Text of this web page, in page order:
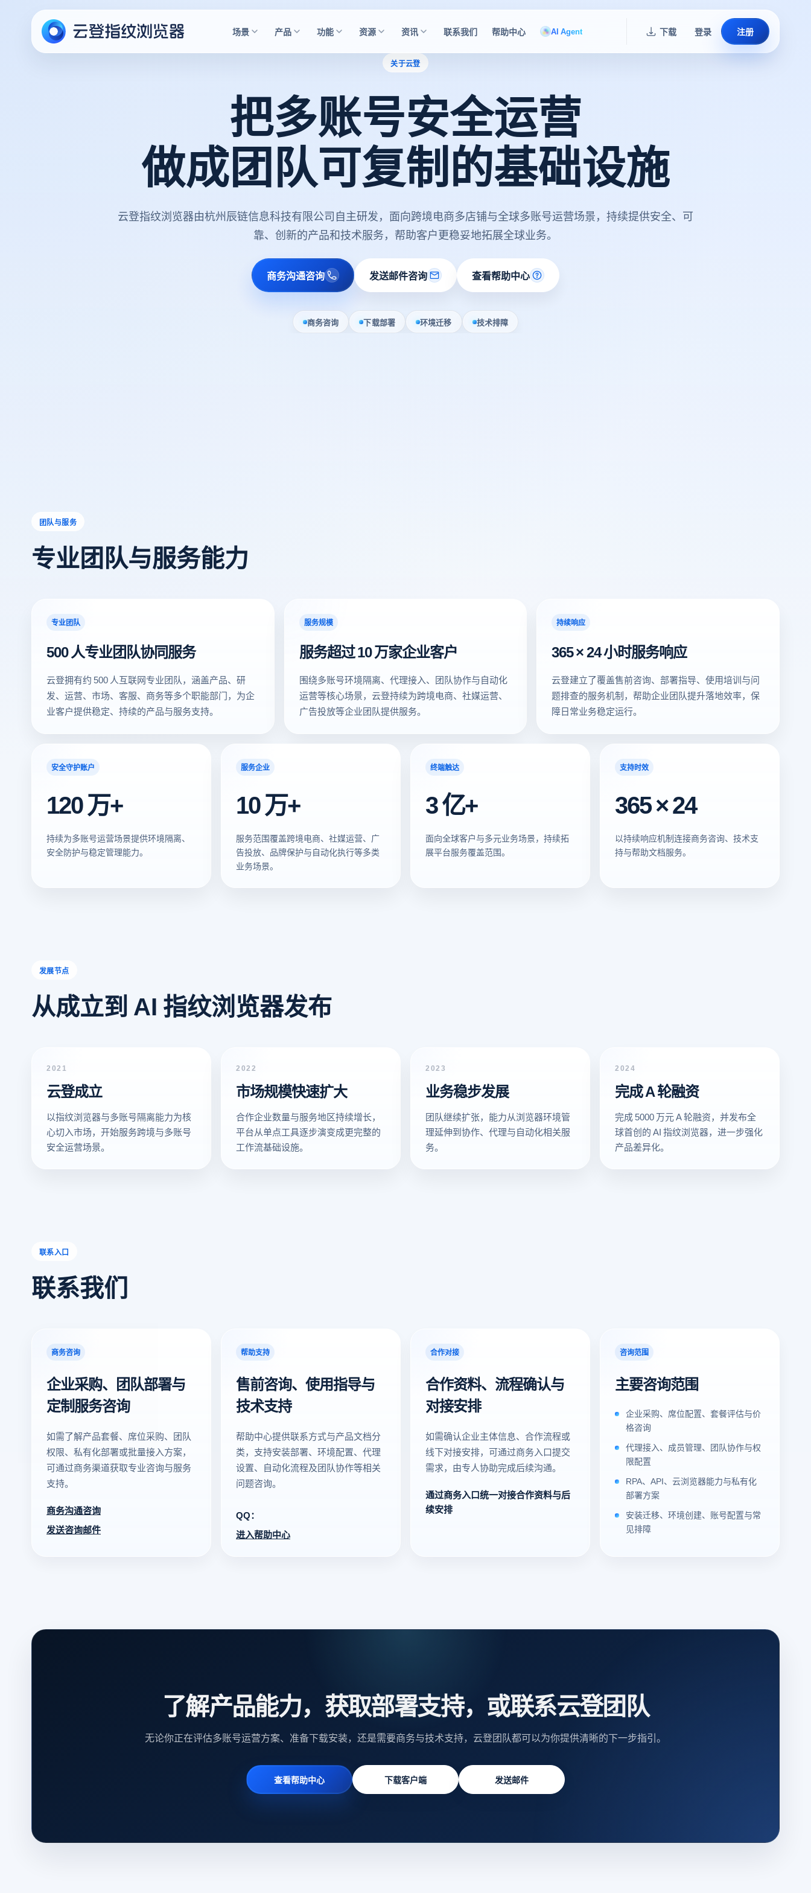
场景 产品 功能 资源 资讯 联系我们 帮助中心 AI Agent 下载 登录 注册
关于云登
把多账号安全运营
做成团队可复制的基础设施
云登指纹浏览器由杭州辰链信息科技有限公司自主研发，面向跨境电商多店铺与全球多账号运营场景，持续提供安全、可
靠、创新的产品和技术服务，帮助客户更稳妥地拓展全球业务。
商务沟通咨询 发送邮件咨询 查看帮助中心
商务咨询 下载部署 环境迁移 技术排障
团队与服务
专业团队与服务能力
专业团队
500 人专业团队协同服务
云登拥有约 500 人互联网专业团队，涵盖产品、研
发、运营、市场、客服、商务等多个职能部门，为企
业客户提供稳定、持续的产品与服务支持。
服务规模
服务超过 10 万家企业客户
围绕多账号环境隔离、代理接入、团队协作与自动化
运营等核心场景，云登持续为跨境电商、社媒运营、
广告投放等企业团队提供服务。
持续响应
365 × 24 小时服务响应
云登建立了覆盖售前咨询、部署指导、使用培训与问
题排查的服务机制，帮助企业团队提升落地效率，保
障日常业务稳定运行。
安全守护账户
120 万+
持续为多账号运营场景提供环境隔离、
安全防护与稳定管理能力。
服务企业
10 万+
服务范围覆盖跨境电商、社媒运营、广
告投放、品牌保护与自动化执行等多类
业务场景。
终端触达
3 亿+
面向全球客户与多元业务场景，持续拓
展平台服务覆盖范围。
支持时效
365 × 24
以持续响应机制连接商务咨询、技术支
持与帮助文档服务。
发展节点
从成立到 AI 指纹浏览器发布
2021
云登成立
以指纹浏览器与多账号隔离能力为核
心切入市场，开始服务跨境与多账号
安全运营场景。
2022
市场规模快速扩大
合作企业数量与服务地区持续增长，
平台从单点工具逐步演变成更完整的
工作流基础设施。
2023
业务稳步发展
团队继续扩张，能力从浏览器环境管
理延伸到协作、代理与自动化相关服
务。
2024
完成 A 轮融资
完成 5000 万元 A 轮融资，并发布全
球首创的 AI 指纹浏览器，进一步强化
产品差异化。
联系入口
联系我们
商务咨询
企业采购、团队部署与
定制服务咨询
如需了解产品套餐、席位采购、团队
权限、私有化部署或批量接入方案，
可通过商务渠道获取专业咨询与服务
支持。
商务沟通咨询
发送咨询邮件
帮助支持
售前咨询、使用指导与
技术支持
帮助中心提供联系方式与产品文档分
类，支持安装部署、环境配置、代理
设置、自动化流程及团队协作等相关
问题咨询。
QQ：
进入帮助中心
合作对接
合作资料、流程确认与
对接安排
如需确认企业主体信息、合作流程或
线下对接安排，可通过商务入口提交
需求，由专人协助完成后续沟通。
通过商务入口统一对接合作资料与后
续安排
咨询范围
主要咨询范围
企业采购、席位配置、套餐评估与价
格咨询
代理接入、成员管理、团队协作与权
限配置
RPA、API、云浏览器能力与私有化
部署方案
安装迁移、环境创建、账号配置与常
见排障
了解产品能力，获取部署支持，或联系云登团队
无论你正在评估多账号运营方案、准备下载安装，还是需要商务与技术支持，云登团队都可以为你提供清晰的下一步指引。
查看帮助中心 下载客户端 发送邮件